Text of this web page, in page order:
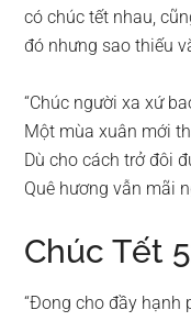
có chúc tết nhau,
đó nhưng sao thiếu
“Chúc người xa xứ
Một mùa xuân mới
Dù cho cách trở đôi
Quê hương vẫn mãi
Chúc Tết
“Đong cho đầy hạnh